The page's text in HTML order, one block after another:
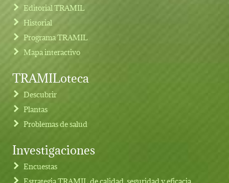
Footer menu
Editorial TRAMIL
Historial
Programa TRAMIL
Mapa interactivo
TRAMILoteca
Descubrir
Plantas
Problemas de salud
Investigaciones
Encuestas
Estrategia TRAMIL de calidad, seguridad y eficacia